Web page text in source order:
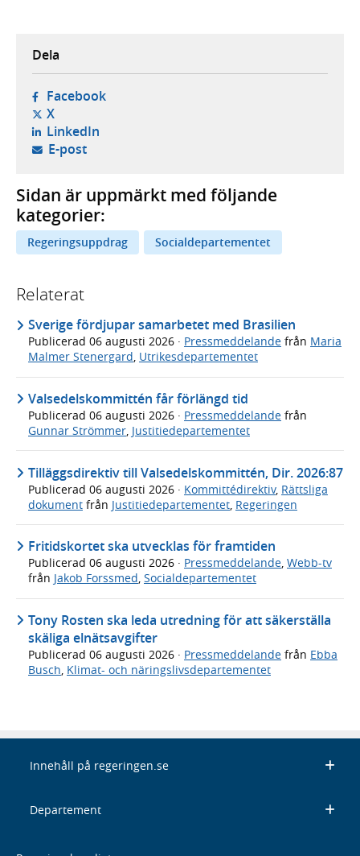
Dela
Facebook- öppnas i ny flik, extern webbplats,
X- öppnas i ny flik, extern webbplats,
LinkedIn- öppnas i ny flik, extern webbplats,
E-post- öppnar din e-postklient,
Sidan är uppmärkt med följande
kategorier:
Regeringsuppdrag Socialdepartementet
Relaterat
Sverige fördjupar samarbetet med Brasilien
Publicerad 06 augusti 2026 · Pressmeddelande från Maria
Malmer Stenergard, Utrikesdepartementet
Valsedelskommittén får förlängd tid
Publicerad 06 augusti 2026 · Pressmeddelande från
Gunnar Strömmer, Justitiedepartementet
Tilläggsdirektiv till Valsedelskommittén, Dir. 2026:87
Publicerad 06 augusti 2026 · Kommittédirektiv, Rättsliga
dokument från Justitiedepartementet Regeringen
Fritidskortet ska utvecklas för framtiden
Publicerad 06 augusti 2026 · Pressmeddelande, Webb-tv
från Jakob Forssmed, Socialdepartementet
Tony Rosten ska leda utredning för att säkerställa
skäliga elnätsavgifter
Publicerad 06 augusti 2026 · Pressmeddelande från Ebba
Busch, Klimat- och näringslivsdepartementet
Innehåll på regeringen.se
Departement